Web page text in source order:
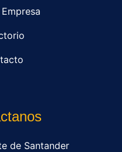
de Santander